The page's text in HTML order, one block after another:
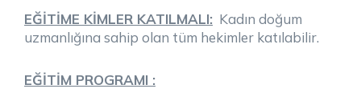
EĞİTİME KİMLER KATILMALI: Kadın doğum
uzmanlığına sahip olan tüm hekimler katılabilir.
EĞİTİM PROGRAMI :